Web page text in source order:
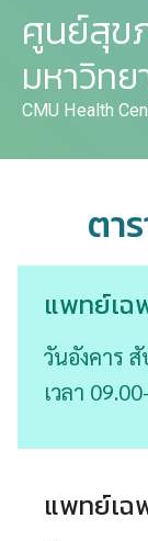
ศูนย์สุข
มหาวิทย
CMU Health
ตา
แพทย์เฉ
วันอังคาร
เวลา
แพทย์เฉ